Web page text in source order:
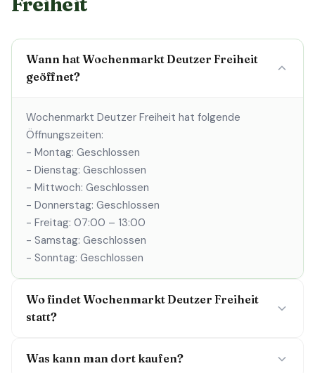
Wann hat Wochenmarkt Deutzer Freiheit
geöffnet?
Wochenmarkt Deutzer Freiheit hat folgende
Öffnungszeiten:
- Montag: Geschlossen
- Dienstag: Geschlossen
- Mittwoch: Geschlossen
- Donnerstag: Geschlossen
- Freitag: 07:00 – 13:00
- Samstag: Geschlossen
- Sonntag: Geschlossen
Wo findet Wochenmarkt Deutzer Freiheit
statt?
Was kann man dort kaufen?